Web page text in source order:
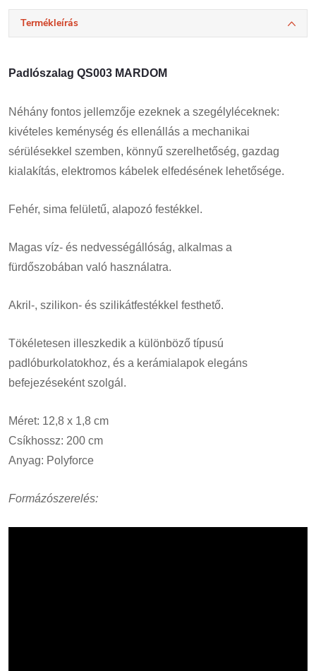
Termékleírás
Padlószalag QS003 MARDOM
Néhány fontos jellemzője ezeknek a szegélyléceknek:
kivételes keménység és ellenállás a mechanikai
sérülésekkel szemben, könnyű szerelhetőség, gazdag
kialakítás, elektromos kábelek elfedésének lehetősége.
Fehér, sima felületű, alapozó festékkel.
Magas víz- és nedvességállóság, alkalmas a
fürdőszobában való használatra.
Akril-, szilikon- és szilikátfestékkel festhető.
Tökéletesen illeszkedik a különböző típusú
padlóburkolatokhoz, és a kerámialapok elegáns
befejezéseként szolgál.
Méret: 12,8 x 1,8 cm
Csíkhossz: 200 cm
Anyag: Polyforce
Formázószerelés: